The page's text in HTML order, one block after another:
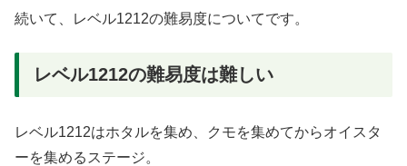
続いて、レベル1212の難易度についてです。
レベル1212の難易度は難しい
レベル1212はホタルを集め、クモを集めてからオイスタ
ーを集めるステージ。